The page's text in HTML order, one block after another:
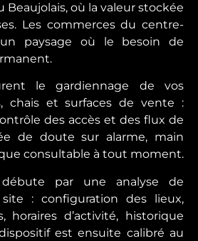
Beaujolais, où la valeur stockée
Les commerces du centre-
paysage où le besoin de
le gardiennage de vos
chais et surfaces de vente :
des accès et des flux de
de doute sur alarme, main
consultable à tout moment.
débute par une analyse de
: configuration des lieux,
horaires d’activité, historique
est ensuite calibré au